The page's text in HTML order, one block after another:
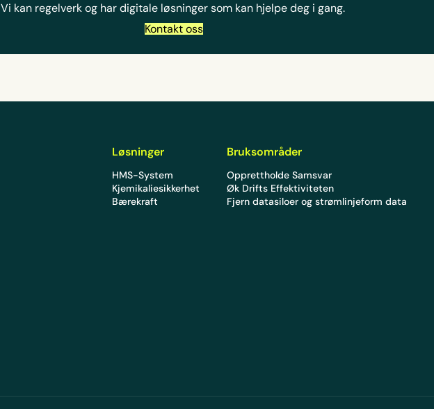
Vi kan regelverk og har digitale løsninger som kan hjelpe deg i gang.
Kontakt oss
Løsninger
HMS-System
Kjemikaliesikkerhet
Bærekraft
Bruksområder
Opprettholde Samsvar
Øk Drifts Effektiviteten
Fjern datasiloer og strømlinjeform data